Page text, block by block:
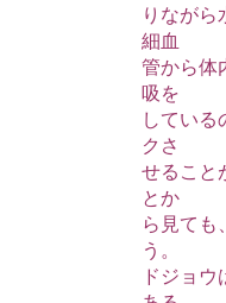
りながら
細血
管から体
吸を
している
クさ
せること
とか
ら見ても
う。
ドジョ